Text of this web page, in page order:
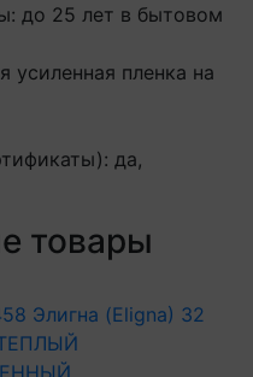
до 25 лет в бытовом
усиленная пленка на
да,
товары